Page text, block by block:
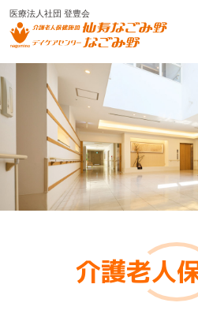
医療法人社団 登豊会
介護老人